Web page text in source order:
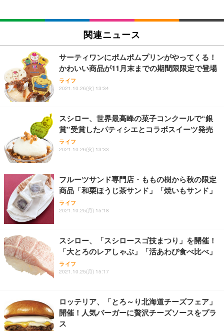
SIHOO B100 オフィスチェア／デスクチェア メッシ
ュチェア 人間工学 疲れない ブラック
￥27,999
Sezlife オフィスチェア デスクチェア 疲れない テレ
ワーク チェア 強化バックレスト 30度ロッキング機
能 人間工学 椅子 腰サポート 90度跳ね上げ式アーム
ョン PCチェア 通気性メッシュ ゲーミング/勉強/事
務用 おしゃれ パソコンチェア (ブラック)
Sezlife オフィスチェア デスクチェア 疲れない テレ
ワーク チェア 強化バックレスト 30度ロッキング機
能 人間工学 椅子 腰サポート 90度跳ね上げ式アーム
務用 おしゃれ パソコンチェア (ホワイト)
ANDWINT オフィスチェア デスクチェア 肘なし メ
ッシュ 通気性 ランバーサポート付き 腰サポート ガ
ス圧無段階昇降 360度回転 キャスター付き コンパク
EIZO ビジネス向けプレミアムモニター | FlexScan
￥109,572
【純正品】27"ゲーミングモニター DualSense 充電
フック付き（CFI-ZDM1J）
【整備済み品】Dell E2724HS 27インチ 液晶モニタ
ー フルHD（1920×1080）VA 非光沢 HDMI/DisplayP
ort/VGA スピーカー内蔵 高さ調整 スイベル VESA対
【MiniLED/24.5inch/280Hz/FHD】GRAPHT THE S
HOOTER Gaming Monitor 24” Essential ゲーミン
グモニター QD 24.5インチ 1ms FHD 量子ドット 残
Amazonベーシック ペットシーツ 厚型 ワイド 42枚
x2袋(84枚) ホワイト(吸収面:ライトブルー)
￥3,234
ネオ・ルーライフ ネオ・オムツ L 中型犬用 26枚入
り 単品
Smart Basic(スマートベーシック) 【Amazon.co.jp
限定】 Smart Basic アイリスオーヤマ ペットシーツ
超厚型 お徳用 ワイド 100枚入 (x 1) (ケース販売)
アイリスオーヤマ ペットシーツ 超厚型 お徳用 レギ
ュラー 200枚入【Amazon.co.jp限定】
関連ニュース
サーティワンにポムポムプリンがやってくる！
かわいい商品が11月末までの期間限限定で登場
ライフ
2021.10.26(火) 13:34
スシロー、世界最高峰の菓子コンクールで“銀
賞”受賞したパティシエとコラボスイーツ発売
ライフ
2021.10.26(火) 13:33
フルーツサンド専門店・ももの樹から秋の限定
商品「和栗ほうじ茶サンド」「焼いもサンド」
ライフ
2021.10.25(月) 15:18
スシロー、「スシロースゴ技まつり」を開催！
「大とろのレアしゃぶ」「活あわび食べ比べ」
ライフ
2021.10.25(月) 15:17
ロッテリア、「とろ～り北海道チーズフェア」
開催！人気バーガーに贅沢チーズソースをプラ
ス